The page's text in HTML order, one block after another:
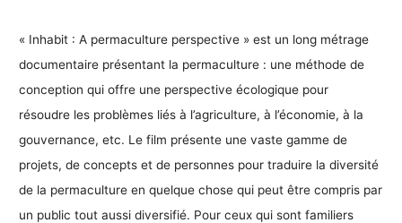
« Inhabit : A permaculture perspective » est un long métrage
documentaire présentant la permaculture : une méthode de
conception qui offre une perspective écologique pour
résoudre les problèmes liés à l’agriculture, à l’économie, à la
gouvernance, etc. Le film présente une vaste gamme de
projets, de concepts et de personnes pour traduire la diversité
de la permaculture en quelque chose qui peut être compris par
un public tout aussi diversifié. Pour ceux qui sont familiers